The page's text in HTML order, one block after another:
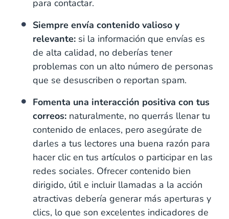
para contactar.
Siempre envía contenido valioso y
relevante: si la información que envías es
de alta calidad, no deberías tener
problemas con un alto número de personas
que se desuscriben o reportan spam.
Fomenta una interacción positiva con tus
correos: naturalmente, no querrás llenar tu
contenido de enlaces, pero asegúrate de
darles a tus lectores una buena razón para
hacer clic en tus artículos o participar en las
redes sociales. Ofrecer contenido bien
dirigido, útil e incluir llamadas a la acción
atractivas debería generar más aperturas y
clics, lo que son excelentes indicadores de